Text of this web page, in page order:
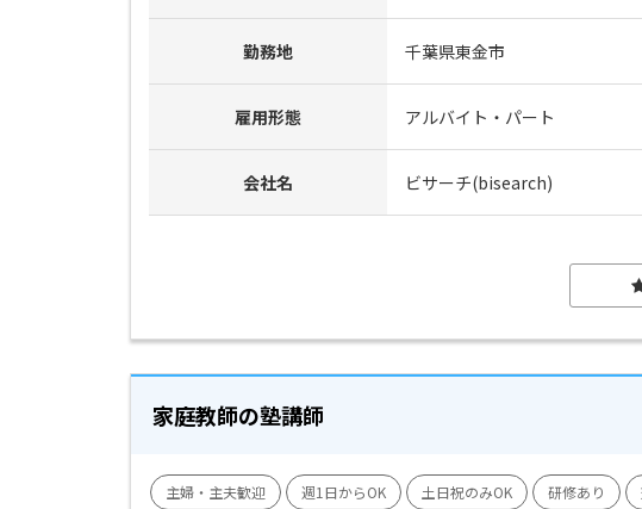
勤務地 千葉県東金市
雇用形態 アルバイト・パート
会社名 ビサーチ(bisearch)
家庭教師の塾講師
主婦・主夫歓迎 週1日からOK 土日祝のみOK 研修あり